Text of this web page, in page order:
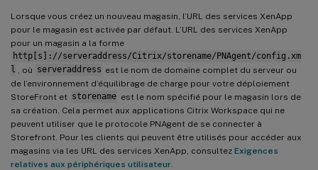
Lorsque vous créez un nouveau magasin, l’URL des services XenApp
pour le magasin est activée par défaut. L’URL des services XenApp
pour un magasin a la forme
http[s]://serveraddress/Citrix/storename/PNAgent/config.xm
l
, où serveraddress est le nom de domaine complet du serveur ou
de l’environnement d’équilibrage de charge pour votre déploiement
StoreFront et storename est le nom spécifié pour le magasin lors de
sa création. Cela permet aux applications Citrix Workspace qui ne
peuvent utiliser que le protocole PNAgent de se connecter à
Storefront. Pour les clients qui peuvent être utilisés pour accéder aux
magasins via les URL des services XenApp, consultez Exigences
relatives aux périphériques utilisateur